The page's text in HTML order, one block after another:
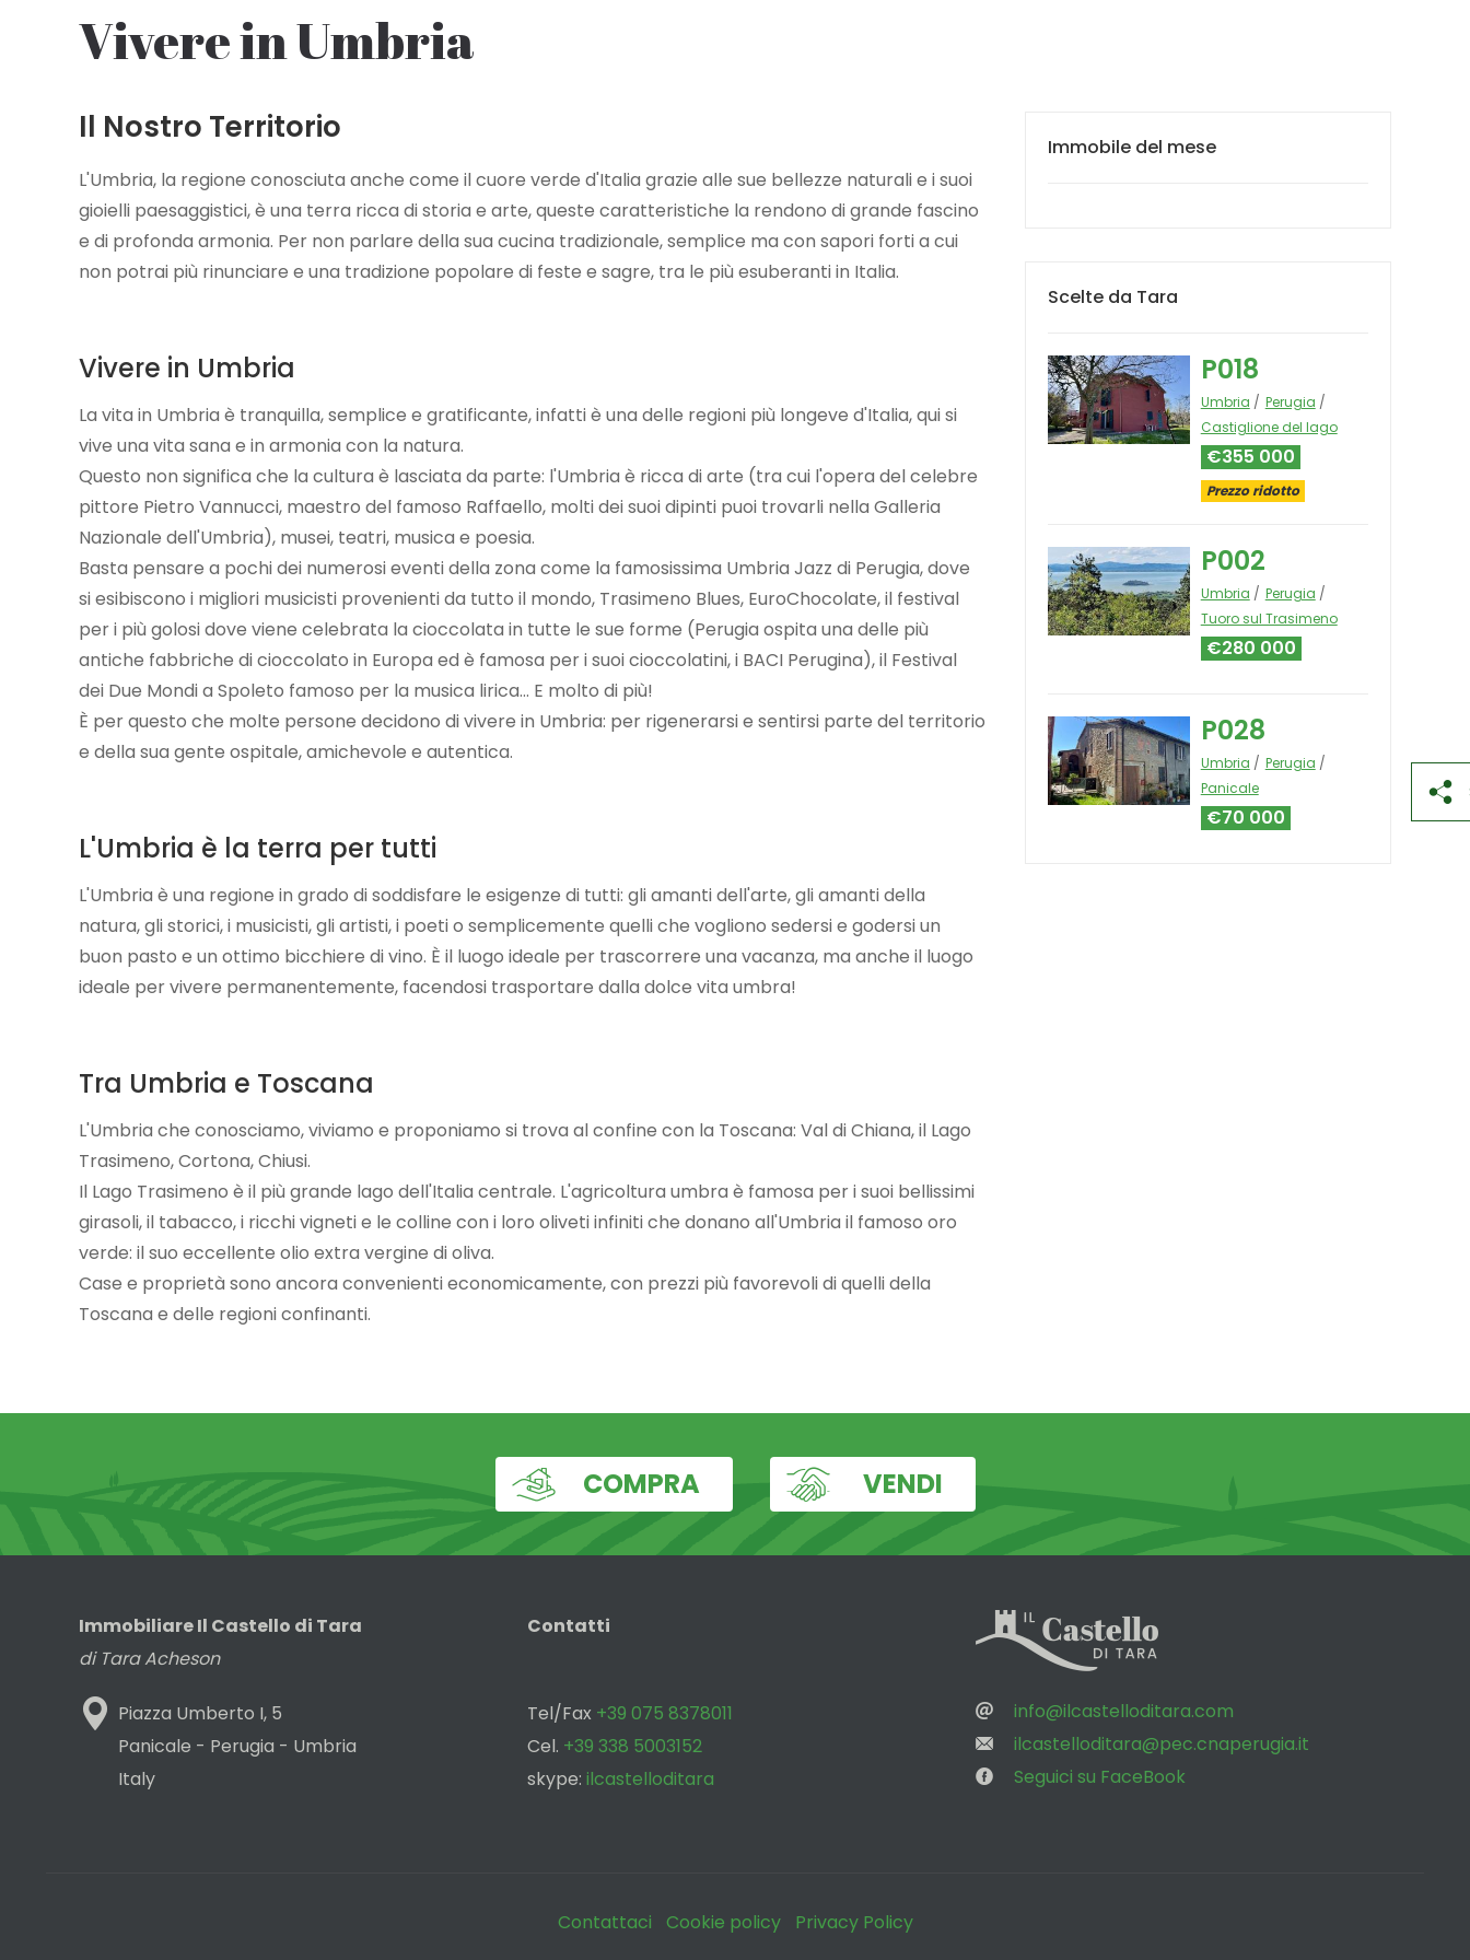
di
pane
Vivere in Umbria
Il Nostro Territorio
L'Umbria, la regione conosciuta anche come il cuore verde d'Italia grazie alle sue bellezze naturali e i suoi
gioielli paesaggistici, è una terra ricca di storia e arte, queste caratteristiche la rendono di grande fascino
e di profonda armonia. Per non parlare della sua cucina tradizionale, semplice ma con sapori forti a cui
non potrai più rinunciare e una tradizione popolare di feste e sagre, tra le più esuberanti in Italia.
Vivere in Umbria
La vita in Umbria è tranquilla, semplice e gratificante, infatti è una delle regioni più longeve d'Italia, qui si
vive una vita sana e in armonia con la natura.
Questo non significa che la cultura è lasciata da parte: l'Umbria è ricca di arte (tra cui l'opera del celebre
pittore Pietro Vannucci, maestro del famoso Raffaello, molti dei suoi dipinti puoi trovarli nella Galleria
Nazionale dell'Umbria), musei, teatri, musica e poesia.
Basta pensare a pochi dei numerosi eventi della zona come la famosissima Umbria Jazz di Perugia, dove
si esibiscono i migliori musicisti provenienti da tutto il mondo, Trasimeno Blues, EuroChocolate, il festival
per i più golosi dove viene celebrata la cioccolata in tutte le sue forme (Perugia ospita una delle più
antiche fabbriche di cioccolato in Europa ed è famosa per i suoi cioccolatini, i BACI Perugina), il Festival
dei Due Mondi a Spoleto famoso per la musica lirica... E molto di più!
È per questo che molte persone decidono di vivere in Umbria: per rigenerarsi e sentirsi parte del territorio
e della sua gente ospitale, amichevole e autentica.
L'Umbria è la terra per tutti
L'Umbria è una regione in grado di soddisfare le esigenze di tutti: gli amanti dell'arte, gli amanti della
natura, gli storici, i musicisti, gli artisti, i poeti o semplicemente quelli che vogliono sedersi e godersi un
buon pasto e un ottimo bicchiere di vino. È il luogo ideale per trascorrere una vacanza, ma anche il luogo
ideale per vivere permanentemente, facendosi trasportare dalla dolce vita umbra!
Tra Umbria e Toscana
L'Umbria che conosciamo, viviamo e proponiamo si trova al confine con la Toscana: Val di Chiana, il Lago
Trasimeno, Cortona, Chiusi.
Il Lago Trasimeno è il più grande lago dell'Italia centrale. L'agricoltura umbra è famosa per i suoi bellissimi
girasoli, il tabacco, i ricchi vigneti e le colline con i loro oliveti infiniti che donano all'Umbria il famoso oro
verde: il suo eccellente olio extra vergine di oliva.
Case e proprietà sono ancora convenienti economicamente, con prezzi più favorevoli di quelli della
Toscana e delle regioni confinanti.
Immobile del mese
Scelte da Tara
P018
Umbria
Perugia
Castiglione del lago
€355 000
Prezzo ridotto
P002
Umbria
Perugia
Tuoro sul Trasimeno
€280 000
P028
Umbria
Perugia
Panicale
€70 000
COMPRA VENDI
Immobiliare Il Castello di Tara
di Tara Acheson
Piazza Umberto I, 5
Panicale - Perugia - Umbria
Italy
Contatti
Tel/Fax +39 075 8378011
Cel. +39 338 5003152
skype: ilcastelloditara
‌
‌
info@ilcastelloditara.com
‌
ilcastelloditara@pec.cnaperugia.it
‌
Seguici su FaceBook
Contattaci Cookie policy Privacy Policy